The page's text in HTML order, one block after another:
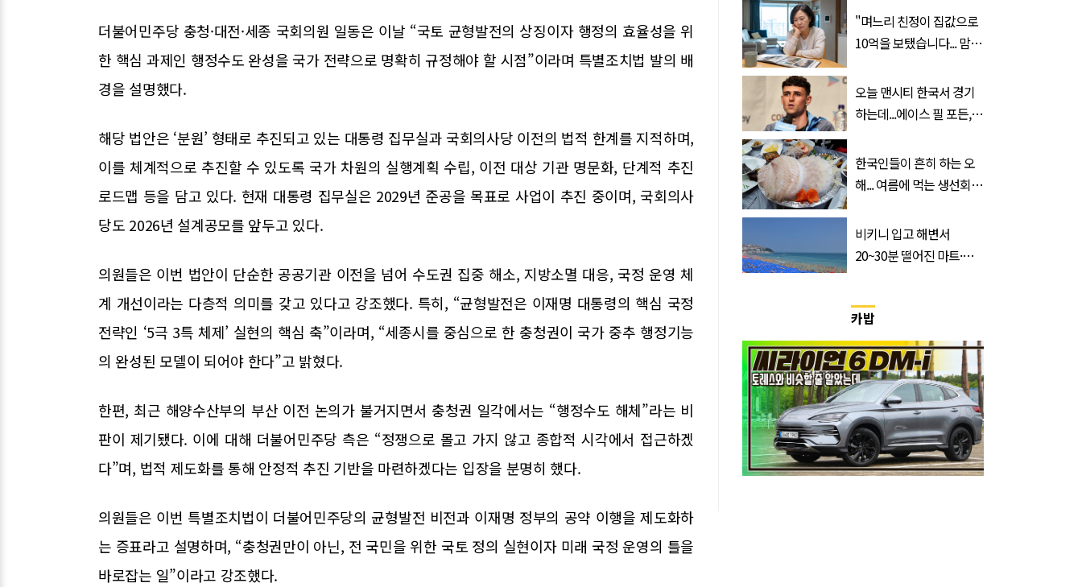
더불어민주당 충청·대전·세종 국회의원 일동은 이날 “국토 균형발전의 상징이자 행정의 효율성을 위
한 핵심 과제인 행정수도 완성을 국가 전략으로 명확히 규정해야 할 시점”이라며 특별조치법 발의 배
경을 설명했다.
해당 법안은 ‘분원’ 형태로 추진되고 있는 대통령 집무실과 국회의사당 이전의 법적 한계를 지적하며,
이를 체계적으로 추진할 수 있도록 국가 차원의 실행계획 수립, 이전 대상 기관 명문화, 단계적 추진
로드맵 등을 담고 있다. 현재 대통령 집무실은 2029년 준공을 목표로 사업이 추진 중이며, 국회의사
당도 2026년 설계공모를 앞두고 있다.
의원들은 이번 법안이 단순한 공공기관 이전을 넘어 수도권 집중 해소, 지방소멸 대응, 국정 운영 체
계 개선이라는 다층적 의미를 갖고 있다고 강조했다. 특히, “균형발전은 이재명 대통령의 핵심 국정
전략인 ‘5극 3특 체제’ 실현의 핵심 축”이라며, “세종시를 중심으로 한 충청권이 국가 중추 행정기능
의 완성된 모델이 되어야 한다”고 밝혔다.
한편, 최근 해양수산부의 부산 이전 논의가 불거지면서 충청권 일각에서는 “행정수도 해체”라는 비
판이 제기됐다. 이에 대해 더불어민주당 측은 “정쟁으로 몰고 가지 않고 종합적 시각에서 접근하겠
다”며, 법적 제도화를 통해 안정적 추진 기반을 마련하겠다는 입장을 분명히 했다.
의원들은 이번 특별조치법이 더불어민주당의 균형발전 비전과 이재명 정부의 공약 이행을 제도화하
는 증표라고 설명하며, “충청권만이 아닌, 전 국민을 위한 국토 정의 실현이자 미래 국정 운영의 틀을
바로잡는 일”이라고 강조했다.
"며느리 친정이 집값으로
10억을 보탰습니다... 맘이
오늘 맨시티 한국서 경기
하는데...에이스 필 포든,
한국인들이 흔히 하는 오
해... 여름에 먹는 생선회가
비키니 입고 해변서
20~30분 떨어진 마트·주
카밥